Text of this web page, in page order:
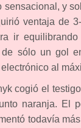
sensacional, y
ventaja de
ir
sólo un gol
al
cogió el
naranja. El
todavía